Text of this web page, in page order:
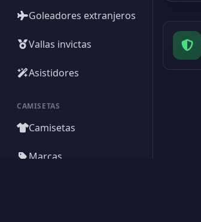
Goleadores extranjeros
Vallas invictas
Asistidores
CAMISETAS
Camisetas
Marcas